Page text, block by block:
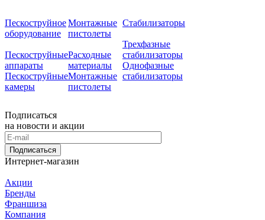
Пескоструйное
оборудование
Пескоструйные
аппараты
Пескоструйные
камеры
Монтажные
пистолеты
Расходные
материалы
Монтажные
пистолеты
Стабилизаторы
Трехфазные
стабилизаторы
Однофазные
стабилизаторы
Подписаться
на новости и акции
Подписаться
Интернет-магазин
Акции
Бренды
Франшиза
Компания